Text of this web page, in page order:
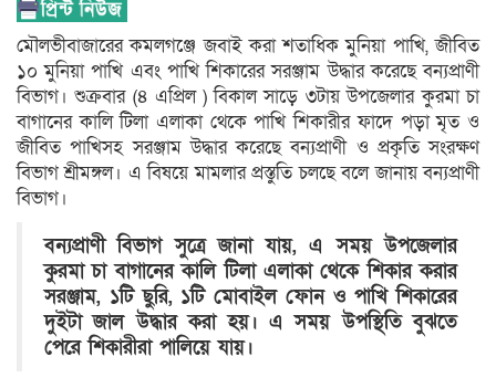
মৌলভীবাজারের কমলগঞ্জে জবাই করা শতাধিক মুনিয়া পাখি, জীবিত
১০ মুনিয়া পাখি এবং পাখি শিকারের সরঞ্জাম উদ্ধার করেছে বন্যপ্রাণী
বিভাগ। শুক্রবার (৪ এপ্রিল ) বিকাল সাড়ে ৩টায় উপজেলার কুরমা চা
বাগানের কালি টিলা এলাকা থেকে পাখি শিকারীর ফাদে পড়া মৃত ও
জীবিত পাখিসহ সরঞ্জাম উদ্ধার করেছে বন্যপ্রাণী ও প্রকৃতি সংরক্ষণ
বিভাগ শ্রীমঙ্গল। এ বিষয়ে মামলার প্রস্তুতি চলছে বলে জানায় বন্যপ্রাণী
বিভাগ।
বন্যপ্রাণী বিভাগ সুত্রে জানা যায়, এ সময় উপজেলার
কুরমা চা বাগানের কালি টিলা এলাকা থেকে শিকার করার
সরঞ্জাম, ১টি ছুরি, ১টি মোবাইল ফোন ও পাখি শিকারের
দুইটা জাল উদ্ধার করা হয়। এ সময় উপস্থিতি বুঝতে
পেরে শিকারীরা পালিয়ে যায়।